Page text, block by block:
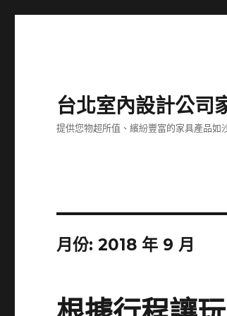
台北室內設計公司
提供您物超所值、繽紛豐富的家具產品如
月份:2018 年 9 月